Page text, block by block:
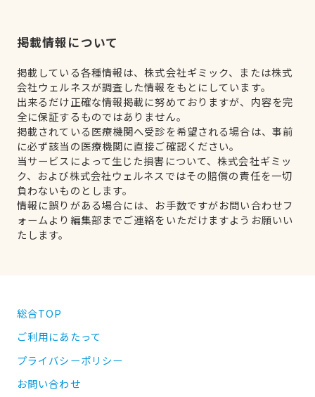
掲載情報について
掲載している各種情報は、株式会社ギミック、または株式
会社ウェルネスが調査した情報をもとにしています。
出来るだけ正確な情報掲載に努めておりますが、内容を完
全に保証するものではありません。
掲載されている医療機関へ受診を希望される場合は、事前
に必ず該当の医療機関に直接ご確認ください。
当サービスによって生じた損害について、株式会社ギミッ
ク、および株式会社ウェルネスではその賠償の責任を一切
負わないものとします。
情報に誤りがある場合には、お手数ですがお問い合わせフ
ォームより編集部までご連絡をいただけますようお願いい
たします。
総合TOP
ご利用にあたって
プライバシーポリシー
お問い合わせ